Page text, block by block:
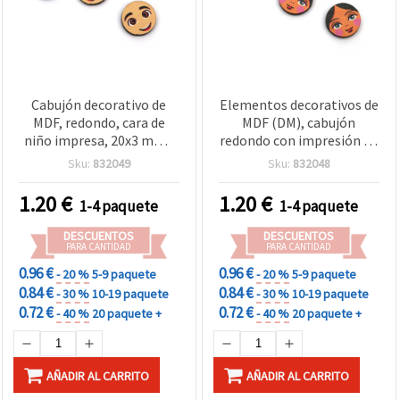
Cabujón decorativo de
MDF, redondo, cara de
niño impresa, 20x3 mm -
10 uds
Sku: 832049
1.20€ 1-4 paquete
DESCUENTOS
PARA CANTIDAD
0.96 €- 20 %5-9 paquete
0.84 €- 30 %10-19 paquete
0.72 €- 40 % 20 paquete +
AÑADIR AL CARRITO
Elementos decorativos de
MDF (DM), cabujón
redondo con impresión de
rostro de niña, 20x3 mm -
Sku: 832048
1.20€ 1-4 paquete
DESCUENTOS
PARA CANTIDAD
0.96 €- 20 %5-9 paquete
0.84 €- 30 %10-19 paquete
0.72 €- 40 % 20 paquete +
AÑADIR AL CARRITO